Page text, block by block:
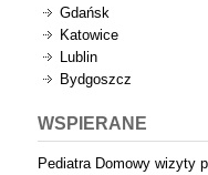
Gdańsk
Katowice
Lublin
Bydgoszcz
WSPIERANE
Pediatra Domowy wizyty